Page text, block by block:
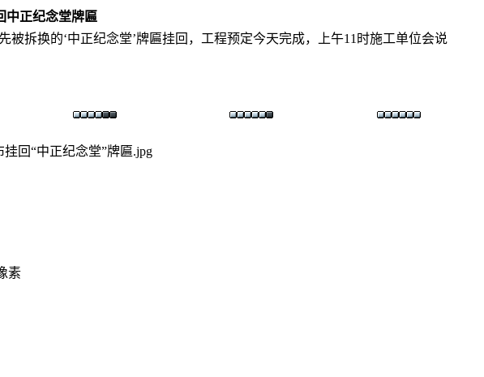
中正纪念堂牌匾
拆换的‘中正纪念堂’牌匾挂回，工程预定今天完成，上午11时施工单位会说
挂回“中正纪念堂”牌匾.jpg
素